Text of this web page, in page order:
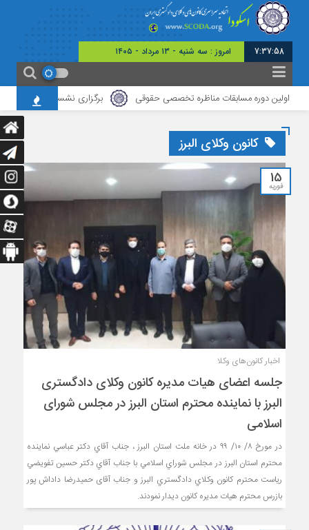
7:37:58 امروز : سه شنبه - ۱۳ مرداد - ۱۴۰۵
اولین دوره مسابقات مناظره تخصصی حقوقی برگزاری نشست مشترک میان
کانون وکلای البرز
15
فوریه
اخبار کانون‌های وکلا
جلسه اعضای هیات مدیره کانون وکلای دادگستری
البرز با نماینده محترم استان البرز در مجلس شورای
اسلامی
در مورخ ۸/ ۱۰/ ۹۹ در خانه ملت استان البرز ، جناب آقاي دكتر عباسي نماينده
محترم استان البرز در مجلس شوراي اسلامي با جناب آقاي دكتر حسين تفويضي
رياست محترم كانون وكلاي دادگستري البرز و جناب آقای حميدرضا داداش پور
بازرس محترم هیات مدیره کانون دیدار نمودند.